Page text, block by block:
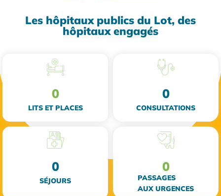
Les hôpitaux publics du Lot, des
hôpitaux engagés
LITS ET PLACES
0
CONSULTATIONS
0
SÉJOURS
0
PASSAGES
AUX URGENCES
0